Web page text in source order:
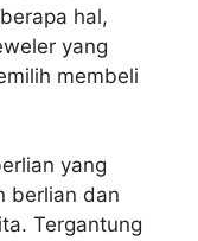
hal,
yang
membeli
yang
berlian dan
Tergantung